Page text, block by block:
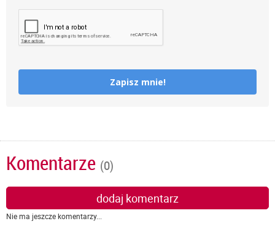
Zapisz mnie!
Komentarze (0)
dodaj komentarz
Nie ma jeszcze komentarzy...